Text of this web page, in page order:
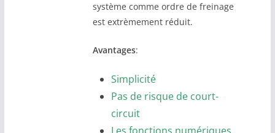
système comme ordre de freinage
est extrèmement réduit.
Avantages:
Simplicité
Pas de risque de court-
circuit